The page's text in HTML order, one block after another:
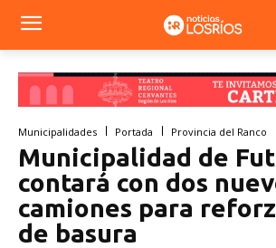
Municipalidades Portada Provincia del Ranco
Municipalidad de
contará con dos
camiones para
de basura